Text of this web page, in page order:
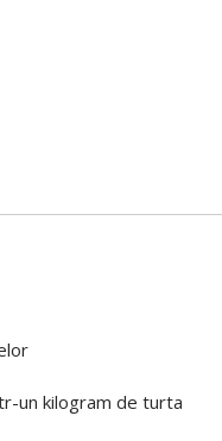
un kilogram de turta